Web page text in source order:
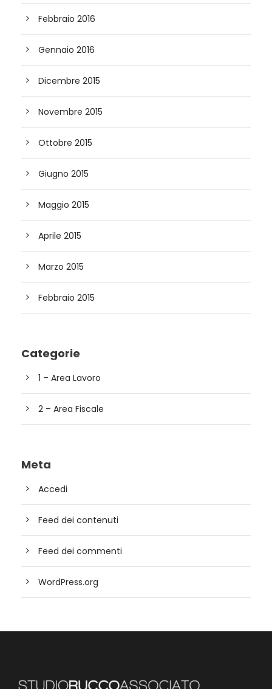
Febbraio 2016
Gennaio 2016
Dicembre 2015
Novembre 2015
Ottobre 2015
Giugno 2015
Maggio 2015
Aprile 2015
Marzo 2015
Febbraio 2015
Categorie
1 – Area Lavoro
2 – Area Fiscale
Meta
Accedi
Feed dei contenuti
Feed dei commenti
WordPress.org